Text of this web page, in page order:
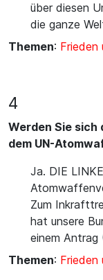
über diesen
die ganze
Themen: Frieden
4
Werden Sie
dem UN-
Ja. DIE
Zum
hat unsere
einem
Themen: Frieden